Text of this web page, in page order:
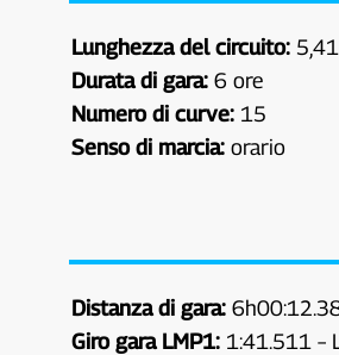
Lunghezza del circuito:
Durata di gara: 6 ore
Numero di curve: 15
Senso di marcia: orario
Distanza di gara:
Giro gara LMP1: 1:41.511 –